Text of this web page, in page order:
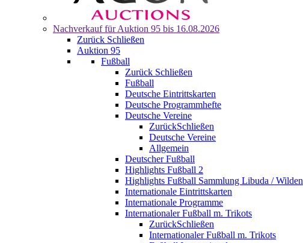
Nachverkauf für Auktion 95 bis 16.08.2026
Zurück Schließen
Auktion 95
Fußball
Zurück Schließen
Fußball
Deutsche Eintrittskarten
Deutsche Programmhefte
Deutsche Vereine
ZurückSchließen
Deutsche Vereine
Allgemein
Deutscher Fußball
Highlights Fußball 2
Highlights Fußball Sammlung Libuda / Wilden
Internationale Eintrittskarten
Internationale Programme
Internationaler Fußball m. Trikots
ZurückSchließen
Internationaler Fußball m. Trikots